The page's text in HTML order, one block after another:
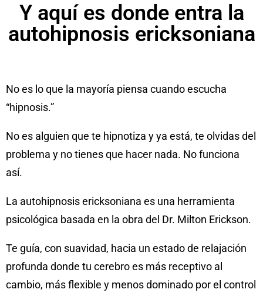
Y aquí es donde entra la
autohipnosis ericksoniana
No es lo que la mayoría piensa cuando escucha
“hipnosis.”
No es alguien que te hipnotiza y ya está, te olvidas del
problema y no tienes que hacer nada. No funciona
así.
La autohipnosis ericksoniana es una herramienta
psicológica basada en la obra del Dr. Milton Erickson.
Te guía, con suavidad, hacia un estado de relajación
profunda donde tu cerebro es más receptivo al
cambio, más flexible y menos dominado por el control